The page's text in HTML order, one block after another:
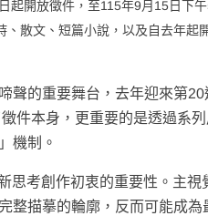
起開放徵件，至115年9月15日下
散文、短篇小說，以及自去年起
聲的重要舞台，去年迎來第
件本身，更重要的是透過系
機制。
思考創作初衷的重要性。主視
整描摹的輪廓，反而可能成為